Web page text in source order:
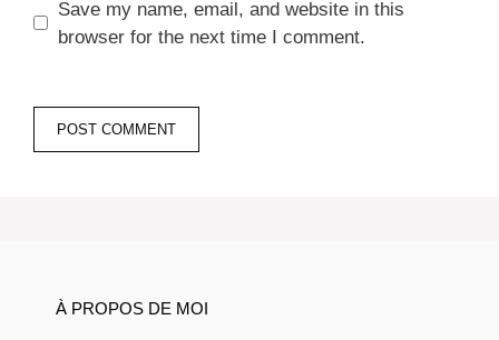
Save my name, email, and website in this
browser for the next time I comment.
À PROPOS DE MOI